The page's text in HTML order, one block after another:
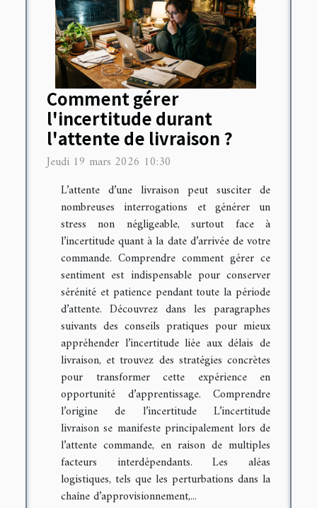
Comment gérer
l'incertitude durant
l'attente de livraison ?
Jeudi 19 mars 2026 10:30
L’attente d’une livraison peut susciter de
nombreuses interrogations et générer un
stress non négligeable, surtout face à
l’incertitude quant à la date d’arrivée de votre
commande. Comprendre comment gérer ce
sentiment est indispensable pour conserver
sérénité et patience pendant toute la période
d’attente. Découvrez dans les paragraphes
suivants des conseils pratiques pour mieux
appréhender l’incertitude liée aux délais de
livraison, et trouvez des stratégies concrètes
pour transformer cette expérience en
opportunité d’apprentissage. Comprendre
l’origine de l’incertitude L’incertitude
livraison se manifeste principalement lors de
l’attente commande, en raison de multiples
facteurs interdépendants. Les aléas
logistiques, tels que les perturbations dans la
chaîne d’approvisionnement,...